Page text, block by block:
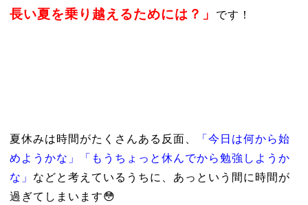
長い夏を乗り越えるためには？」
です！
夏休みは時間がたくさんある反面、
「今日は何から始
めようかな」「もうちょっと休んでから勉強しようか
な」 などと考えているうちに、あっという間に時間が
過ぎてしまいます😳